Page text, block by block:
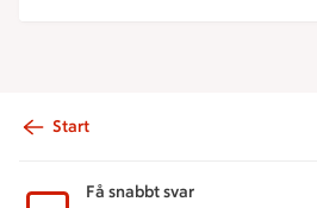
Start
Få snabbt svar